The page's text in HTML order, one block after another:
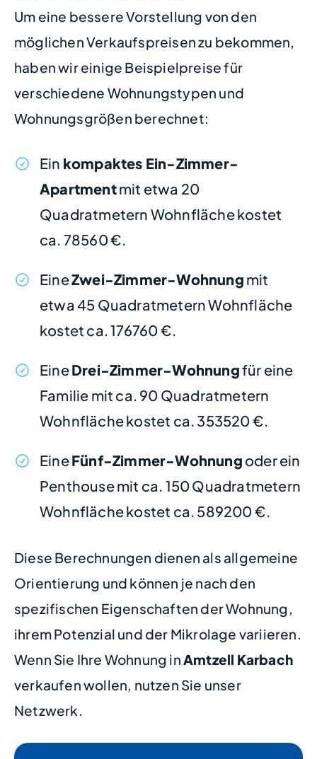
Um eine bessere Vorstellung von den
möglichen Verkaufspreisen zu bekommen,
haben wir einige Beispielpreise für
verschiedene Wohnungstypen und
Wohnungsgrößen berechnet:
Ein kompaktes Ein-Zimmer-
Apartmentmit etwa 20
Quadratmetern Wohnfläche kostet
ca. 78560 €.
EineZwei-Zimmer-Wohnung mit
etwa 45 Quadratmetern Wohnfläche
kostet ca. 176760 €.
EineDrei-Zimmer-Wohnungfür eine
Familie mit ca. 90 Quadratmetern
Wohnfläche kostet ca. 353520 €.
EineFünf-Zimmer-Wohnung oder ein
Penthouse mit ca. 150 Quadratmetern
Wohnfläche kostet ca. 589200 €.
Diese Berechnungen dienen als allgemeine
Orientierung und können je nach den
spezifischen Eigenschaften der Wohnung,
ihrem Potenzial und der Mikrolage variieren.
Wenn Sie Ihre Wohnung in Amtzell Karbach
verkaufen wollen, nutzen Sie unser
Netzwerk.